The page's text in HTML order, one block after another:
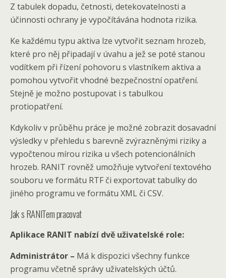
Z tabulek dopadu, četnosti, detekovatelnosti a
účinnosti ochrany je vypočítávána hodnota rizika.
Ke každému typu aktiva lze vytvořit seznam hrozeb,
které pro něj připadají v úvahu a jež se poté stanou
vodítkem při řízení pohovoru s vlastníkem aktiva a
pomohou vytvořit vhodné bezpečnostní opatření.
Stejně je možno postupovat i s tabulkou
protiopatření.
Kdykoliv v průběhu práce je možné zobrazit dosavadní
výsledky v přehledu s barevně zvýrazněnými riziky a
vypočtenou mírou rizika u všech potencionálních
hrozeb. RANIT rovněž umožňuje vytvoření textového
souboru ve formátu RTF či exportovat tabulky do
jiného programu ve formátu XML či CSV.
Jak s RANITem pracovat
Aplikace RANIT nabízí dvě uživatelské role:
Administrátor – Má k dispozici všechny funkce
programu včetně správy uživatelských účtů.